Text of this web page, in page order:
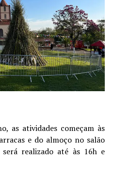
as atividades começam às
e do almoço no salão
realizado até às 16h e